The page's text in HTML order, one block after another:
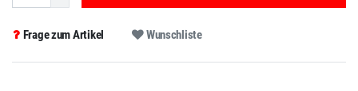
Frage zum Artikel Wunschliste